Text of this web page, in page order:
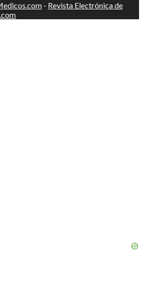
- Revista Electrónica de